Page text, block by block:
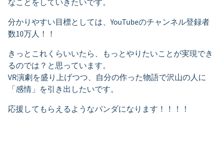
なことをしていきたいです。
分かりやすい目標としては、YouTubeのチャンネル登録者
数10万人！！
きっとこれくらいいたら、もっとやりたいことが実現でき
るのでは？と思っています。
VR演劇を盛り上げつつ、自分の作った物語で沢山の人に
「感情」を引き出したいです。
応援してもらえるようなパンダになります！！！！